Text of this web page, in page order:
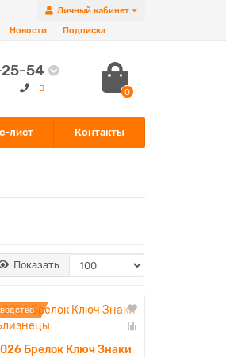
Личный кабинет
Новости Подписка
25-54
0
лист Контакты
Показать:
Брелок Ключ Знаки